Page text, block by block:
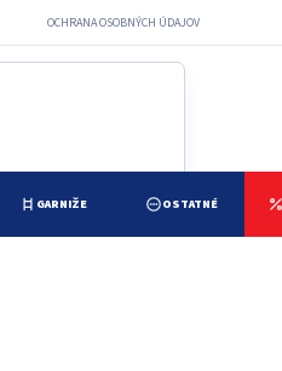
OCHRANA OSOBNÝCH ÚDAJOV
GARNIŽE OSTATNÉ